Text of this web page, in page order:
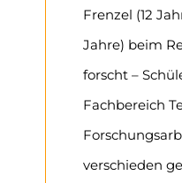
Frenzel (12
Jahre) beim
forscht –
Fachbereich
verschieden